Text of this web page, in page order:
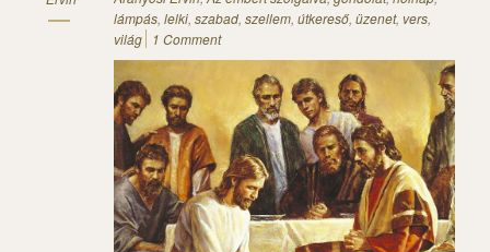
lámpás, lelki, szabad, szellem, útkereső, üzenet, vers,
világ
1 Comment